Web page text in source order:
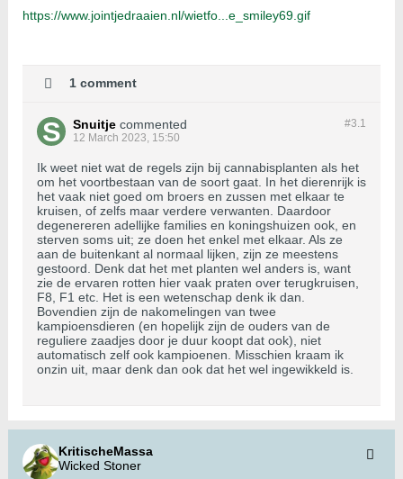
https://www.jointjedraaien.nl/wietfo...e_smiley69.gif
1 comment
#3.1
Snuitje commented
12 March 2023, 15:50
Ik weet niet wat de regels zijn bij cannabisplanten als het
om het voortbestaan van de soort gaat. In het dierenrijk is
het vaak niet goed om broers en zussen met elkaar te
kruisen, of zelfs maar verdere verwanten. Daardoor
degenereren adellijke families en koningshuizen ook, en
sterven soms uit; ze doen het enkel met elkaar. Als ze
aan de buitenkant al normaal lijken, zijn ze meestens
gestoord. Denk dat het met planten wel anders is, want
zie de ervaren rotten hier vaak praten over terugkruisen,
F8, F1 etc. Het is een wetenschap denk ik dan.
Bovendien zijn de nakomelingen van twee
kampioensdieren (en hopelijk zijn de ouders van de
reguliere zaadjes door je duur koopt dat ook), niet
automatisch zelf ook kampioenen. Misschien kraam ik
onzin uit, maar denk dan ook dat het wel ingewikkeld is.
KritischeMassa
Wicked Stoner